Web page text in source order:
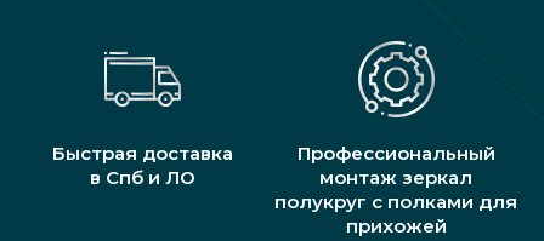
Быстрая доставка
в Спб и ЛО
Профессиональный
монтаж зеркал
полукруг с полками для
прихожей